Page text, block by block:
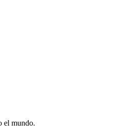
el mundo.